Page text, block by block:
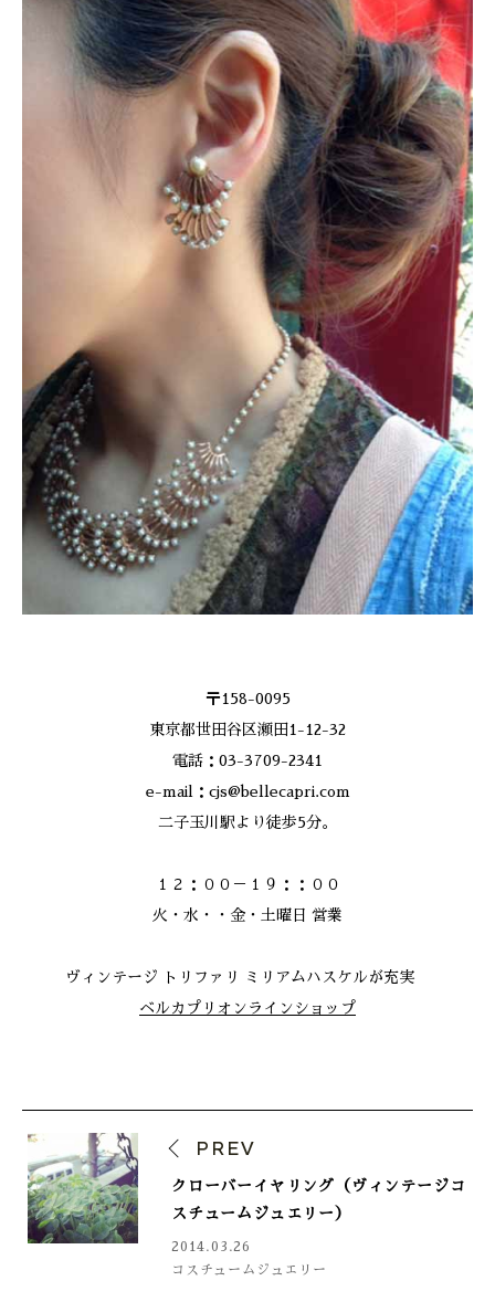
〒158-0095
東京都世田谷区瀬田1-12-32
電話：03-3709-2341
e-mail：cjs@bellecapri.com
二子玉川駅より徒歩5分。
１２：００－１９：：００
火・水・・金・土曜日 営業
ヴィンテージ トリファリ ミリアムハスケルが充実
ベルカプリオンラインショップ
PREV
クローバーイヤリング（ヴィンテージコ
スチュームジュエリー）
2014.03.26
コスチュームジュエリー